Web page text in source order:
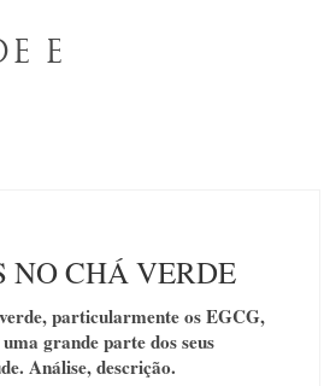
E
NO CHÁ VERDE
particularmente os EGCG,
grande parte dos seus
Análise, descrição.